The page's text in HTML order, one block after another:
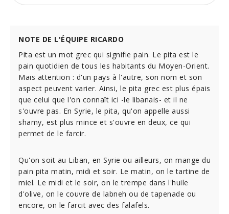
NOTE DE L'ÉQUIPE RICARDO
Pita est un mot grec qui signifie pain. Le pita est le
pain quotidien de tous les habitants du Moyen-Orient.
Mais attention : d'un pays à l'autre, son nom et son
aspect peuvent varier. Ainsi, le pita grec est plus épais
que celui que l'on connaît ici -le libanais- et il ne
s'ouvre pas. En Syrie, le pita, qu'on appelle aussi
shamy, est plus mince et s'ouvre en deux, ce qui
permet de le farcir.
Qu'on soit au Liban, en Syrie ou ailleurs, on mange du
pain pita matin, midi et soir. Le matin, on le tartine de
miel. Le midi et le soir, on le trempe dans l'huile
d'olive, on le couvre de labneh ou de tapenade ou
encore, on le farcit avec des falafels.